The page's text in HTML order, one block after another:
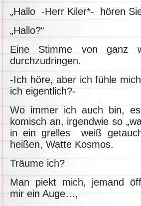
„Hallo -Herr Kiler*- hören
„Hallo?“
Eine Stimme von ganz
durchzudringen.
-Ich höre, aber ich fühle
ich eigentlich?-
Wo immer ich auch bin,
komisch an, irgendwie so
in ein grelles weiß
heißen, Watte Kosmos.
Träume ich?
Man piekt mich, jemand
mir ein Auge…,